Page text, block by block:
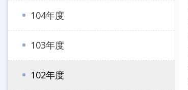
104年度
103年度
102年度